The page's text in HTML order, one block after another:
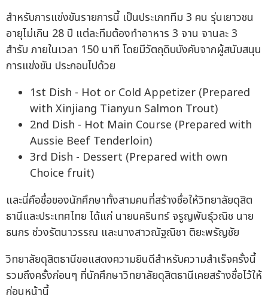
สำหรับการแข่งขันรายการนี้ เป็นประเภททีม 3 คน รุ่นเยาวชน
อายุไม่เกิน 28 ปี แต่ละทีมต้องทำอาหาร 3 จาน จานละ 3
สำรับ ภายในเวลา 150 นาที โดยมีวัตถุดิบบังคับจากผู้สนับสนุน
การแข่งขัน ประกอบไปด้วย
1st Dish - Hot or Cold Appetizer (Prepared
with Xinjiang Tianyun Salmon Trout)
2nd Dish - Hot Main Course (Prepared with
Aussie Beef Tenderloin)
3rd Dish - Dessert (Prepared with own
Choice fruit)
และนี่คือชื่อของนักศึกษาทั้งสามคนที่สร้างชื่อให้วิทยาลัยดุสิต
ธานีและประเทศไทย ได้แก่ นายนครินทร์ จรูญพันธุ์วณิช นาย
ธนกร ช่วงรัตนาวรรณ และนางสาวณัฐณิชา ติยะพรัญชัย
วิทยาลัยดุสิตธานีขอแสดงความยินดีสำหรับความสำเร็จครั้งนี้
รวมถึงครั้งก่อนๆ ที่นักศึกษาวิทยาลัยดุสิตธานีเคยสร้างชื่อไว้ให้
ก่อนหน้านี้